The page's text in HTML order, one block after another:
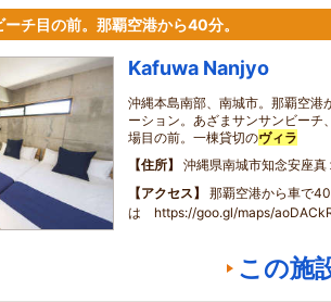
チ目の前。那覇空港から40分。
Kafuwa Nanjyo
沖縄本島南部、南城市。那覇空
ーション。あざまサンサンビーチ
場目の前。一棟貸切のヴィラ
住所
沖縄県南城市知念安座真
アクセス
那覇空港から車で
は https://goo.gl/maps/
この施